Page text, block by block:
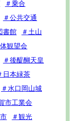
＃乗合
＃公共交通
書館
＃土山
観望会
＃後醍醐天皇
日本緑茶
＃水口岡山城
市工業会
＃観光